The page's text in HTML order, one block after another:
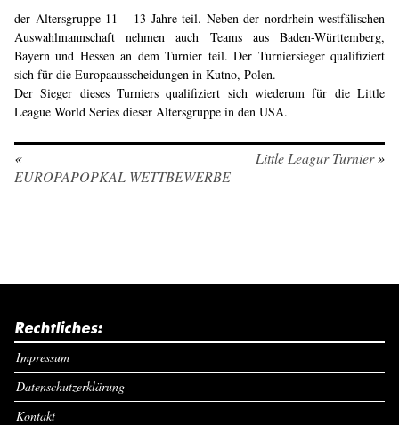
der Altersgruppe 11 – 13 Jahre teil. Neben der nordrhein-westfälischen
Auswahlmannschaft nehmen auch Teams aus Baden-Württemberg,
Bayern und Hessen an dem Turnier teil. Der Turniersieger qualifiziert
sich für die Europaausscheidungen in Kutno, Polen.
Der Sieger dieses Turniers qualifiziert sich wiederum für die Little
League World Series dieser Altersgruppe in den USA.
«
EUROPAPOPKAL WETTBEWERBE
Little Leagur Turnier»
Rechtliches:
Impressum
Datenschutzerklärung
Kontakt